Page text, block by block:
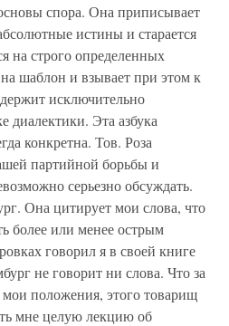
спора. Она приписывает
истины и старается
на строго определенных
шаблон и взывает при этом к
исключительно
диалектики. Эта азбука
конкретна. Тов. Роза
партийной борьбы и
серьезно обсуждать.
Она цитирует мои слова, что
более или менее острым
говорил я в своей книге
не говорит ни слова. Что за
положения, этого товарищ
мне целую лекцию об